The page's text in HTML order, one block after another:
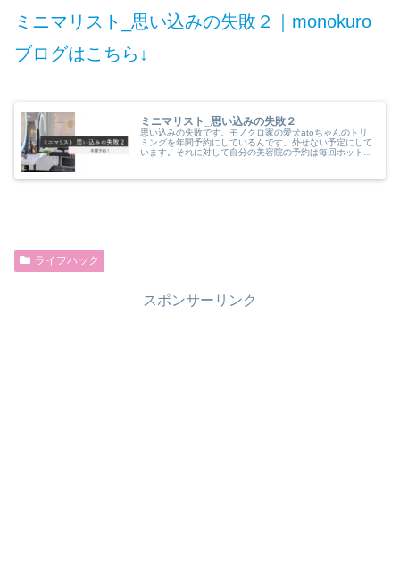
ミニマリスト_思い込みの失敗２｜monokuro
ブログはこちら↓
ミニマリスト_思い込みの失敗２
思い込みの失敗です。モノクロ家の愛犬atoちゃんのトリ
ミングを年間予約にしているんです。外せない予定にして
います。それに対して自分の美容院の予約は毎回ホットペ
ライフハック
スポンサーリンク